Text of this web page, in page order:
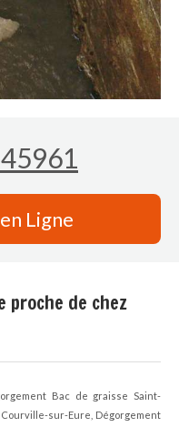
Ligne
proche de chez
Bac de graisse Saint-
sur-Eure, Dégorgement